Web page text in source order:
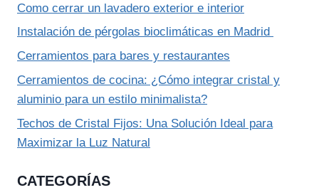
Como cerrar un lavadero exterior e interior
Instalación de pérgolas bioclimáticas en Madrid
Cerramientos para bares y restaurantes
Cerramientos de cocina: ¿Cómo integrar cristal y
aluminio para un estilo minimalista?
Techos de Cristal Fijos: Una Solución Ideal para
Maximizar la Luz Natural
CATEGORÍAS